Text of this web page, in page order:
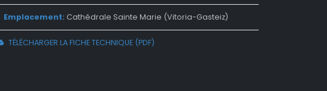
Emplacement: Cathédrale Sainte Marie (Vitoria-Gasteiz)
TÉLÉCHARGER LA FICHE TECHNIQUE (PDF)